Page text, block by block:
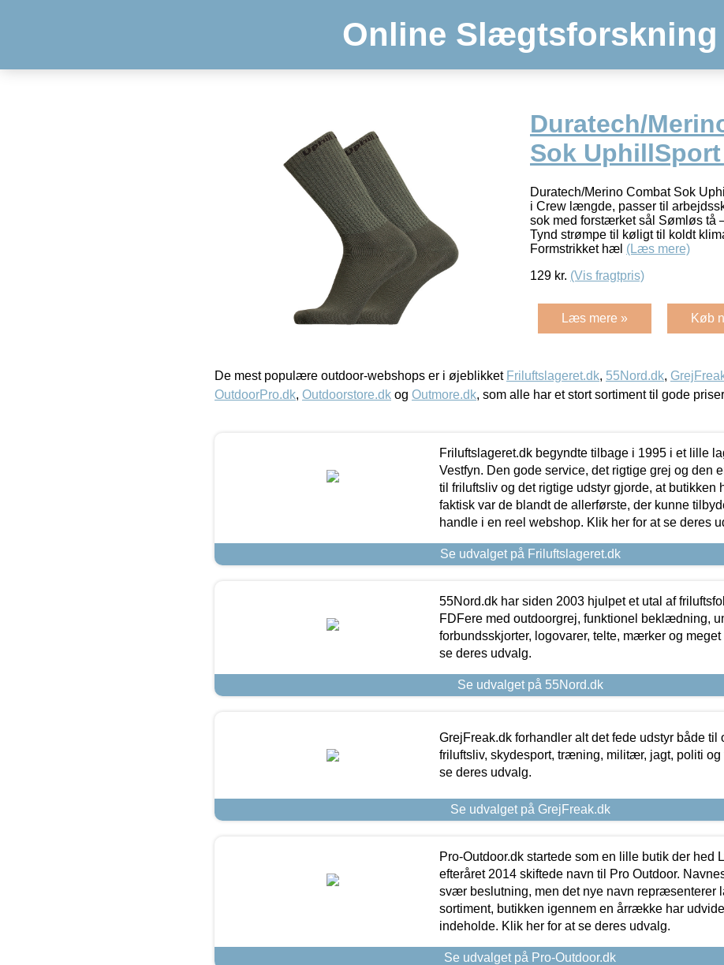
Online Slægtsforskning
Duratech/
Sok
Duratech/Merino Combat Sok
i Crew længde, passer til
sok med forstærket sål Sømløs tå
Tynd strømpe til køligt til koldt
Formstrikket hæl (Læs mere)
129 kr. (Vis fragtpris)
Læs mere » Køb
De mest populære outdoor-webshops er i øjeblikket Friluftslageret.dk, 55Nord.dk,
OutdoorPro.dk, Outdoorstore.dk og Outmore.dk, som alle har et stort sortiment til gode
Friluftslageret.dk begyndte tilbage i 1995 i et lille
Vestfyn. Den gode service, det rigtige grej og den
til friluftsliv og det rigtige udstyr gjorde, at butikken
faktisk var de blandt de allerførste, der kunne
handle i en reel webshop. Klik her for at se deres
Se udvalget på Friluftslageret.dk
55Nord.dk har siden 2003 hjulpet et utal af
FDFere med outdoorgrej, funktionel beklædning,
forbundsskjorter, logovarer, telte, mærker og
se deres udvalg.
Se udvalget på 55Nord.dk
GrejFreak.dk forhandler alt det fede udstyr både til
friluftsliv, skydesport, træning, militær, jagt, politi og
se deres udvalg.
Se udvalget på GrejFreak.dk
Pro-Outdoor.dk startede som en lille butik der hed
efteråret 2014 skiftede navn til Pro Outdoor.
svær beslutning, men det nye navn repræsenterer
sortiment, butikken igennem en årrække har
indeholde. Klik her for at se deres udvalg.
Se udvalget på Pro-Outdoor.dk